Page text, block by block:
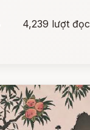
4,239 lượt đọc